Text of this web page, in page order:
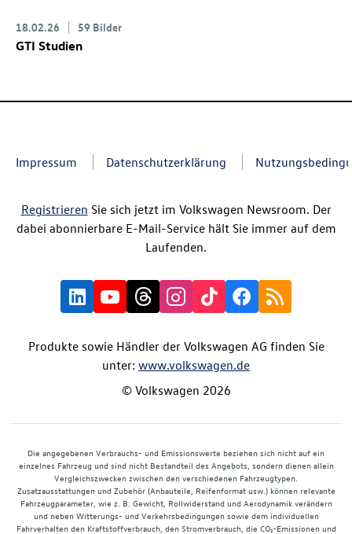
18.02.26 59 Bilder
GTI Studien
Impressum Datenschutzerklärung
Registrieren Sie sich jetzt im Volkswagen Newsroom. Der
dabei abonnierbare E-Mail-Service hält Sie immer auf dem
Laufenden.
Produkte sowie Händler der Volkswagen AG finden Sie
unter: www.volkswagen.de
© Volkswagen 2026
Die angegebenen Verbrauchs- und Emissionswerte beziehen sich nicht auf ein
einzelnes Fahrzeug und sind nicht Bestandteil des Angebots, sondern dienen allein
Vergleichszwecken zwischen den verschiedenen Fahrzeugtypen.
Zusatzausstattungen und Zubehör (Anbauteile, Reifenformat usw.) können relevante
Fahrzeugparameter, wie z. B. Gewicht, Rollwiderstand und Aerodynamik verändern
und neben Witterungs- und Verkehrsbedingungen sowie dem individuellen
Fahrverhalten den Kraftstoffverbrauch, den Stromverbrauch, die CO₂-Emissionen und